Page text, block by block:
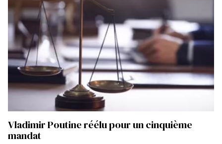
Vladimir Poutine réélu pour un cinquième
mandat